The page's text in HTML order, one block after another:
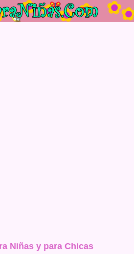
Niñas y para Chicas